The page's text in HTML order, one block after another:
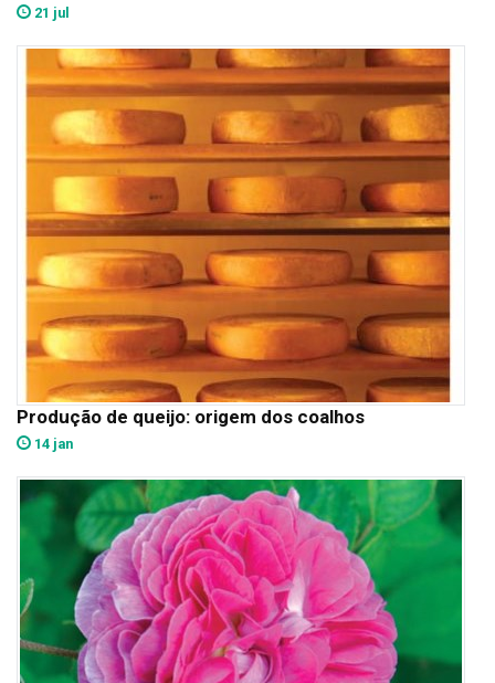
21 jul
Produção de queijo: origem dos coalhos
14 jan